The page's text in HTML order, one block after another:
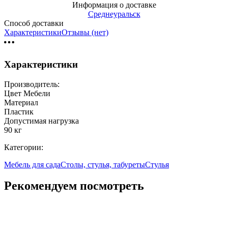
Информация о доставке
Среднеуральск
Способ доставки
ХарактеристикиОтзывы (нет)
Характеристики
Производитель:
Цвет Мебели
Материал
Пластик
Допустимая нагрузка
90 кг
Категории:
Мебель для садаСтолы, стулья, табуретыСтулья
Рекомендуем посмотреть